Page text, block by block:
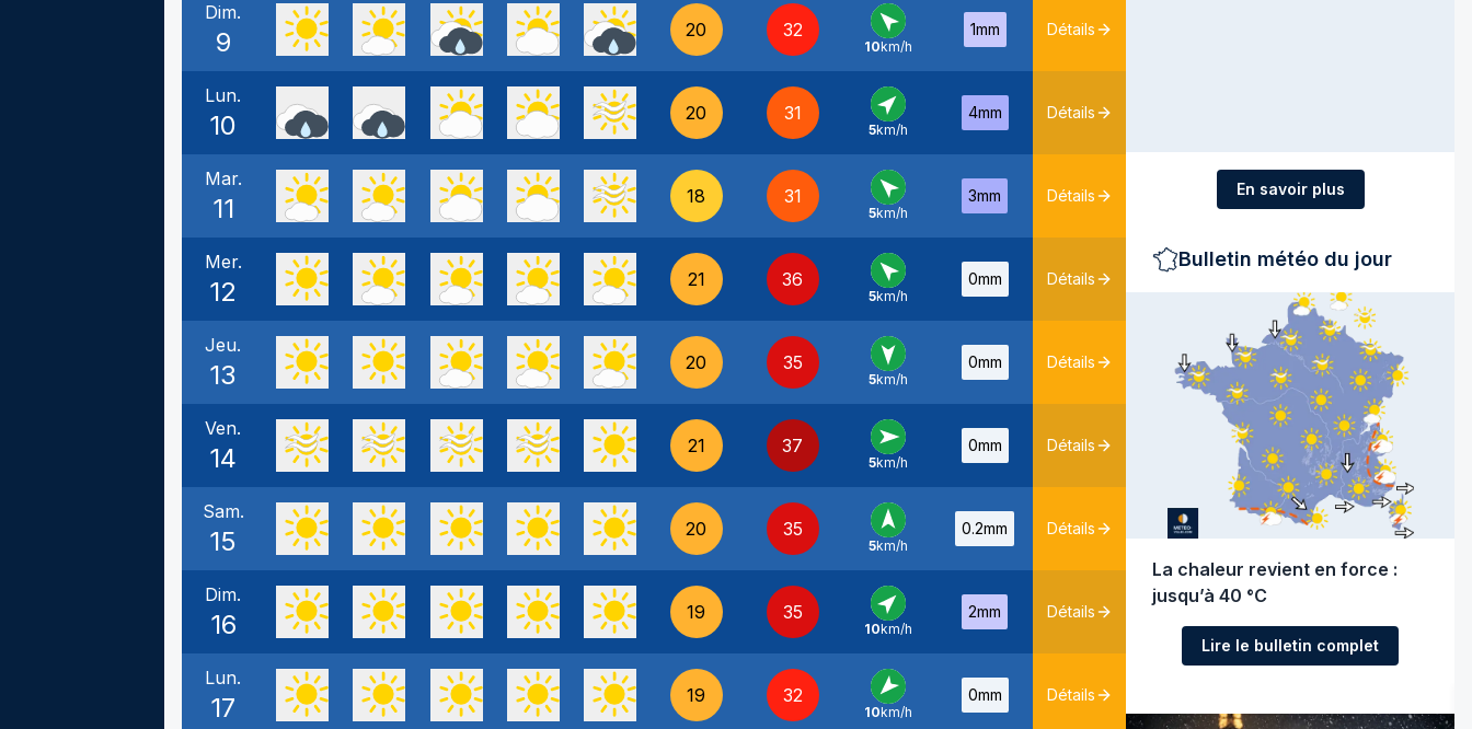
Dim.
9 20 32
SE -
10km/h
1mm Détails
Lun.
10 20 31
SO
5km/h
4mm Détails
Mar.
11 18 31
SE -
5km/h
3mm Détails
Mer.
12 21 36
SE -
5km/h
0mm Détails
Jeu.
13 20 35
N -
5km/h
0mm Détails
Ven.
14 21 37
O -
5km/h
0mm Détails
Sam.
15 20 35
S -
5km/h
0.2mm Détails
Dim.
16 19 35
SO -
10km/h
2mm Détails
Lun.
17 19 32
NE -
10km/h
0mm Détails
En savoir plus
Bulletin météo du jour
La chaleur revient en force :
jusqu’à 40 °C
Lire le bulletin complet